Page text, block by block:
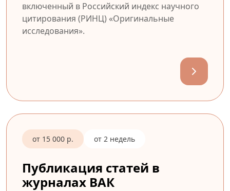
включенный в Российский индекс научного
цитирования (РИНЦ) «Оригинальные
исследования».
от 15 000 р. от 2 недель
Публикация статей в
журналах ВАК